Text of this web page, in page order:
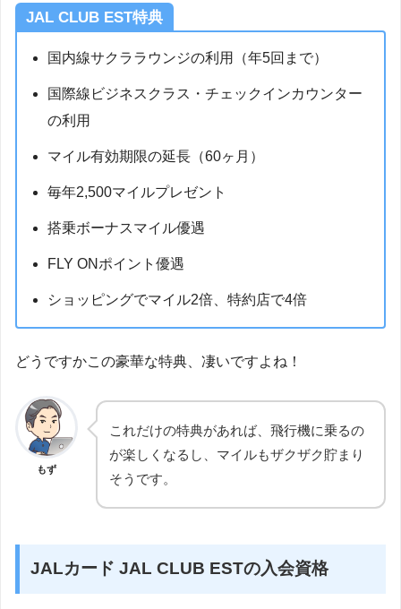
JAL CLUB EST特典
国内線サクララウンジの利用（年5回まで）
国際線ビジネスクラス・チェックインカウンター
の利用
マイル有効期限の延長（60ヶ月）
毎年2,500マイルプレゼント
搭乗ボーナスマイル優遇
FLY ONポイント優遇
ショッピングでマイル2倍、特約店で4倍
どうですかこの豪華な特典、凄いですよね！
もず
これだけの特典があれば、飛行機に乗るの
が楽しくなるし、マイルもザクザク貯まり
そうです。
JALカード JAL CLUB ESTの入会資格